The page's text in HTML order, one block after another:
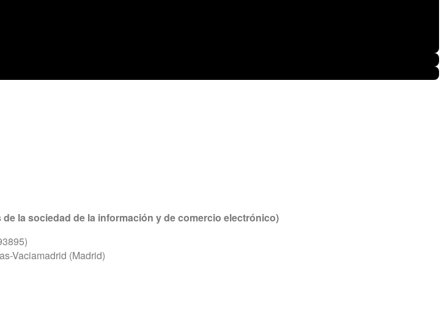
de la sociedad de la información y de comercio electrónico)
Vaciamadrid (Madrid)